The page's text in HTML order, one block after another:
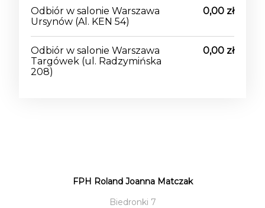
Odbiór w salonie Warszawa
Ursynów (Al. KEN 54)
0,00 zł
Odbiór w salonie Warszawa
Targówek (ul. Radzymińska
208)
0,00 zł
FPH Roland Joanna Matczak
Biedronki 7